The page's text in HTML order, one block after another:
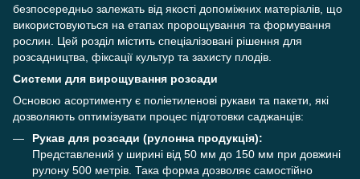
безпосередньо залежать від якості допоміжних матеріалів, що
використовуються на етапах пророщування та формування
рослин. Цей розділ містить спеціалізовані рішення для
розсадництва, фіксації культур та захисту плодів.
Системи для вирощування розсади
Основою асортименту є поліетиленові рукави та пакети, які
дозволяють оптимізувати процес підготовки саджанців:
Рукав для розсади (рулонна продукція):
Представлений у ширині від 50 мм до 150 мм при довжині
рулону 500 метрів. Така форма дозволяє самостійно